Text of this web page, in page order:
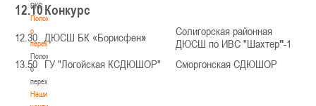
РКС
Положение
о
переходах
Положение
о
переходах
Наши
12.10Конкурс
12.30 ДЮСШ БК «Борисфен»
Солигорская районная
ДЮСШ по ИВС "Шахтер"-1
13.50
ГУ "Логойская КСДЮШОР" Сморгонская СДЮШОР